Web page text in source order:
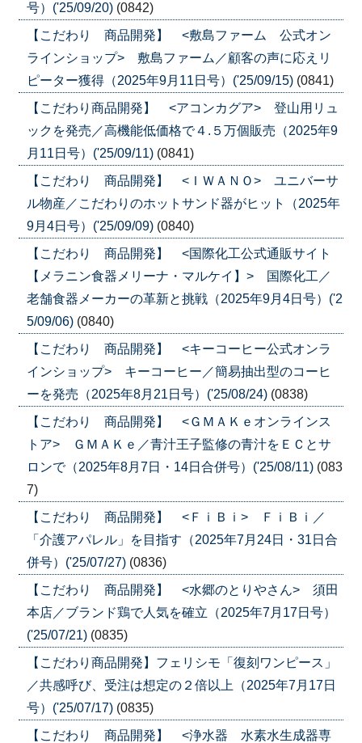
号）('25/09/20) (0842)
【こだわり 商品開発】 <敷島ファーム 公式オン
ラインショップ> 敷島ファーム／顧客の声に応えリ
ピーター獲得（2025年9月11日号）('25/09/15) (0841)
【こだわり商品開発】 <アコンカグア> 登山用リュ
ックを発売／高機能低価格で４.５万個販売（2025年9
月11日号）('25/09/11) (0841)
【こだわり 商品開発】 <ＩＷＡＮＯ> ユニバーサ
ル物産／こだわりのホットサンド器がヒット（2025年
9月4日号）('25/09/09) (0840)
【こだわり 商品開発】 <国際化工公式通販サイト
【メラニン食器メリーナ・マルケイ】> 国際化工／
老舗食器メーカーの革新と挑戦（2025年9月4日号）('2
5/09/06) (0840)
【こだわり 商品開発】 <キーコーヒー公式オンラ
インショップ> キーコーヒー／簡易抽出型のコーヒ
ーを発売（2025年8月21日号）('25/08/24) (0838)
【こだわり 商品開発】 <ＧＭＡＫｅオンラインス
トア> ＧＭＡＫｅ／青汁王子監修の青汁をＥＣとサ
ロンで（2025年8月7日・14日合併号）('25/08/11) (083
7)
【こだわり 商品開発】 <ＦｉＢｉ> ＦｉＢｉ／
「介護アパレル」を目指す（2025年7月24日・31日合
併号）('25/07/27) (0836)
【こだわり 商品開発】 <水郷のとりやさん> 須田
本店／ブランド鶏で人気を確立（2025年7月17日号）
('25/07/21) (0835)
【こだわり商品開発】フェリシモ「復刻ワンピース」
／共感呼び、受注は想定の２倍以上（2025年7月17日
号）('25/07/17) (0835)
【こだわり 商品開発】 <浄水器 水素水生成器専